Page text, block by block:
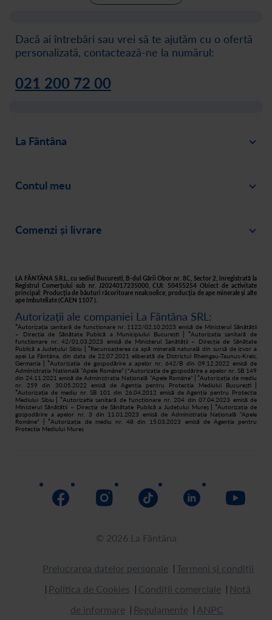
Dacă ai întrebări sau vrei să te ajutăm cu o ofertă
personalizată, contactează-ne la numărul:
021 200 72 00
La Fântâna
Despre noi
Recomandă un prieten
Filtre apă acasă
Contul meu
Creează-ți cont
Asistență
Comenzi și livrare
Livrare
Retur
Cum cumpăr
LA FÂNTÂNA S.R.L., cu sediul Bucuresti, B-dul Gării Obor nr. 8C, Sector 2, înregistrată la
Registrul Comerţului sub nr. J2024017235000, CUI: 50455254 Obiect de activitate
principal: Producţia de băuturi răcoritoare nealcoolice; producţia de ape minerale şi alte
ape îmbuteliate (CAEN 1107 ).
Autorizații ale companiei La Fântâna SRL:
*Autorizația sanitară de funcționare nr. 1122/02.10.2023 emisă de Ministerul Sănătății
– Direcția de Sănătate Publică a Municipiului București
| *Autorizația sanitară de
funcționare nr. 42/01.03.2023 emisă de Ministerul Sanătății – Direcția de Sănătate
Publică a Județului Sibiu
| *Recunoașterea ca apă minerală naturală din sursă de izvor a
apei La Fântâna, din data de 22.07.2021 eliberată de Districtul Rheingau-Taunus-Kreis,
Germania
| *Autorizația de gospodărire a apelor nr. 642/B din 09.12.2022 emisă de
Administrația Națională “Apele Române” | *Autorizația de gospodărire a apelor nr. SB 149
din 24.11.2021 emisă de Administrația Națională “Apele Române”
| *Autorizația de mediu
nr. 259 din 30.05.2022 emisă de Agenția pentru Protecția Mediului București
*Autorizația de mediu nr. SB 101 din 26.04.2012 emisă de Agenția pentru Protecția
Mediului Sibiu | *Autorizatia sanitară de funcționare nr. 204 din 07.04.2023 emisă de
Ministerul Sănătății – Direcția de Sănătate Publică a Județului Mureș| *Autorizația de
gospodărire a apelor nr. 3 din 11.01.2023 emisă de Administrația Națională “Apele
Române”
| *Autorizația de mediu nr. 48 din 15.03.2023 emisă de Agenția pentru
Protecția Mediului Mureș
© 2026 La Fântâna
Prelucrarea datelor personale
Termeni și condiții
Politica de Cookies
Condiții comerciale
Notă
de informare
Regulamente ANPC